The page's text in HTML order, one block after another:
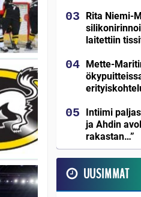
Rita Niemi-
laitettiin
Mette-
Intiimi
ja Ahdin
rakastan…”
UUSIMMAT